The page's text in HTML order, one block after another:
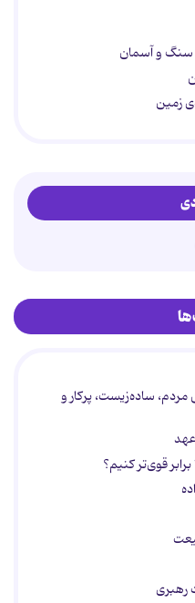
سنگ و آسمان
زمین
ساده‌زیست، پرکار و
رهبری